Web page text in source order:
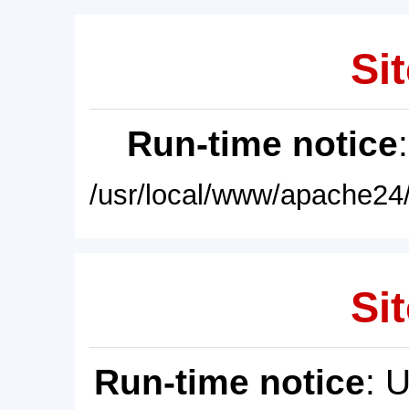
Run-time notice
/usr/local/www/
Run-time notice: